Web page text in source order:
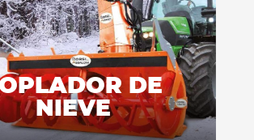
NIEVE